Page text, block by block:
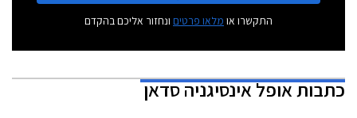
התקשרו או מלאו פרטים ונחזור אליכם בהקדם
כתבותאופל אינסיגניה סדאן